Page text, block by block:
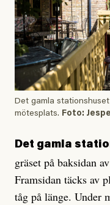
Det gamla
mötesplats. Foto:
Det gamla
gräset på baksidan
Framsidan täcks av
tåg på länge. Under